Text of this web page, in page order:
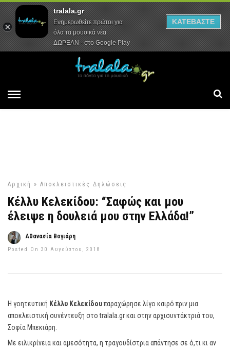
Αρχική Συνεντεύξεις Ρεπορτάζ
Αρχική » Αποκλειστικές Δηλώσεις
Κέλλυ Κελεκίδου: “Σαφώς και μου
έλειψε η δουλειά μου στην Ελλάδα!”
Αθανασία Βογιάρη
Posted On 30 Αυγούστου, 2018
Η γοητευτική Κέλλυ Κελεκίδουπαραχώρησε λίγο καιρό πριν μια
αποκλειστική συνέντευξη στο tralala.gr και στην αρχισυντάκτριά του,
Σοφία Μπεκιάρη.
Με ειλικρίνεια και αμεσότητα, η τραγουδίστρια απάντησε σε ό,τι κι αν
tralala.gr
Ενημερωθείτε πρώτοι για
όλα τα μουσικά νέα
ΔΩΡΕΑΝ - στο Google Play
ΚΑΤΕΒΑΣΤΕ